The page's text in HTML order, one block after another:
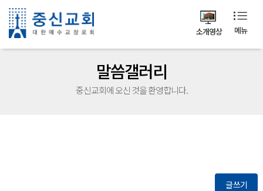
메뉴
소개영상
말씀갤러리
중신교회에 오신 것을 환영합니다.
글쓰기